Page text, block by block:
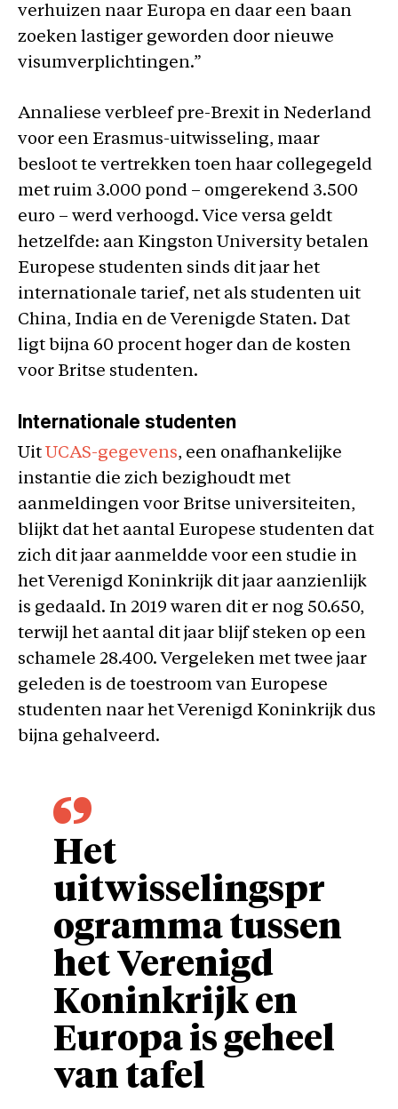
verhuizen naar Europa en daar een baan
zoeken lastiger geworden door nieuwe
visumverplichtingen.”
Annaliese verbleef pre-Brexit in Nederland
voor een Erasmus-uitwisseling, maar
besloot te vertrekken toen haar collegegeld
met ruim 3.000 pond – omgerekend 3.500
euro – werd verhoogd. Vice versa geldt
hetzelfde: aan Kingston University betalen
Europese studenten sinds dit jaar het
internationale tarief, net als studenten uit
China, India en de Verenigde Staten. Dat
ligt bijna 60 procent hoger dan de kosten
voor Britse studenten.
Internationale studenten
Uit UCAS-gegevens, een onafhankelijke
instantie die zich bezighoudt met
aanmeldingen voor Britse universiteiten,
blijkt dat het aantal Europese studenten dat
zich dit jaar aanmeldde voor een studie in
het Verenigd Koninkrijk dit jaar aanzienlijk
is gedaald. In 2019 waren dit er nog 50.650,
terwijl het aantal dit jaar blijf steken op een
schamele 28.400. Vergeleken met twee jaar
geleden is de toestroom van Europese
studenten naar het Verenigd Koninkrijk dus
bijna gehalveerd.
Het
uitwisselingspr
ogramma tussen
het Verenigd
Koninkrijk en
Europa is geheel
van tafel